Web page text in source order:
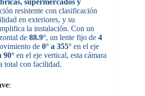
supermercados y
resistente con clasificación
en exteriores, y su
la instalación. Con un
de 88.9°, un lente fijo de 4
de 0° a 355° en el eje
90° en el eje vertical, esta cámara
total con facilidad.
: